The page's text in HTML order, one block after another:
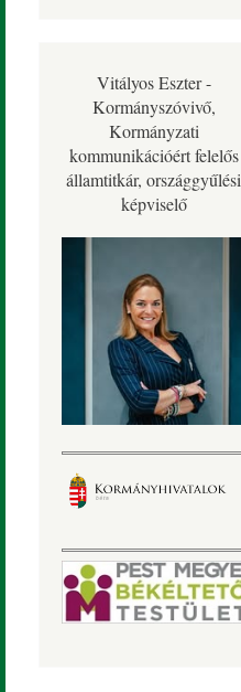
Vitályos Eszter -
Kormányszóvivő,
Kormányzati
kommunikációért felelős
államtitkár, országgyűlési
képviselő